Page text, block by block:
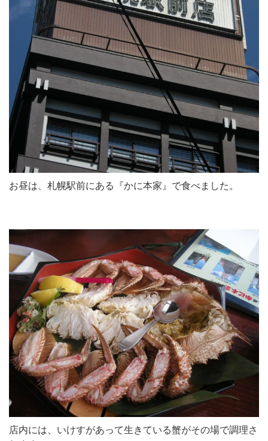
お昼は、札幌駅前にある『かに本家』で食べました。
店内には、いけすがあって生きている蟹がその場で調理さ